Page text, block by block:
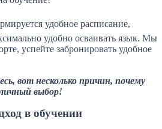
удобное расписание,
удобно осваивать язык. Мы
успейте забронировать удобное
вот несколько причин, почему
выбор!
в обучении